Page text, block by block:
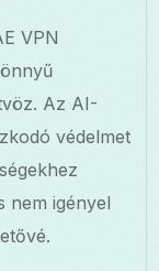
VPN
Az AI-
védelmet
nem igényel